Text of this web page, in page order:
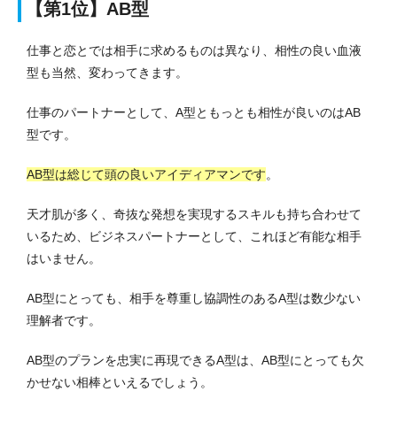
【第1位】AB型
仕事と恋とでは相手に求めるものは異なり、相性の良い血液
型も当然、変わってきます。
仕事のパートナーとして、A型ともっとも相性が良いのはAB
型です。
AB型は総じて頭の良いアイディアマンです。
天才肌が多く、奇抜な発想を実現するスキルも持ち合わせて
いるため、ビジネスパートナーとして、これほど有能な相手
はいません。
AB型にとっても、相手を尊重し協調性のあるA型は数少ない
理解者です。
AB型のプランを忠実に再現できるA型は、AB型にとっても欠
かせない相棒といえるでしょう。